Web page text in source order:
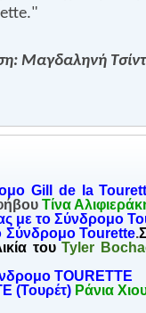
."
Μαγδαληνή
Gill de la
Τίνα
με το Σύνδρομο
Σύνδρομο Tourette.
τουTyler
TOURETTE
(Τουρέτ) Ράνια